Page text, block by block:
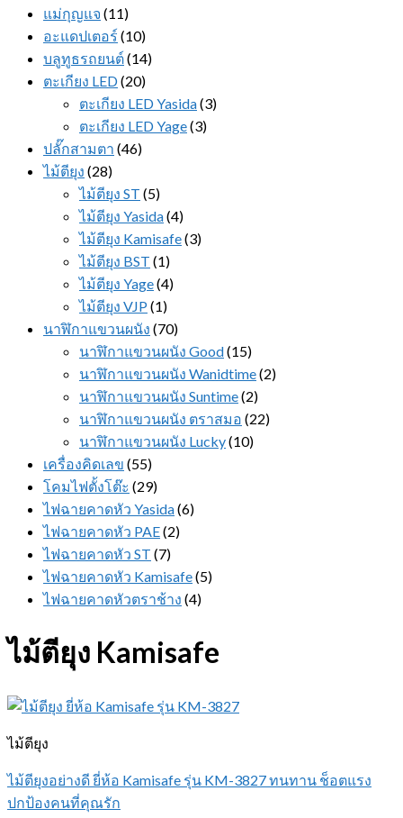
แม่กุญแจ (11)
อะแดปเตอร์ (10)
บลูทูธรถยนต์(14)
ตะเกียง LED(20)
ตะเกียง LED Yasida(3)
ตะเกียง LED Yage(3)
ปลั๊กสามตา (46)
ไม้ตียุง (28)
ไม้ตียุง ST (5)
ไม้ตียุง Yasida(4)
ไม้ตียุง Kamisafe(3)
ไม้ตียุง BST (1)
ไม้ตียุง Yage(4)
ไม้ตียุง VJP (1)
นาฬิกาแขวนผนัง (70)
นาฬิกาแขวนผนัง Good(15)
นาฬิกาแขวนผนัง Wanidtime(2)
นาฬิกาแขวนผนัง Suntime(2)
นาฬิกาแขวนผนัง ตราสมอ (22)
นาฬิกาแขวนผนัง Lucky(10)
เครื่องคิดเลข (55)
โคมไฟตั้งโต๊ะ (29)
ไฟฉายคาดหัว Yasida(6)
ไฟฉายคาดหัว PAE(2)
ไฟฉายคาดหัว ST (7)
ไฟฉายคาดหัว Kamisafe(5)
ไฟฉายคาดหัวตราช้าง (4)
ไม้ตียุง Kamisafe
ไม้ตียุง
ไม้ตียุงอย่างดี ยี่ห้อ Kamisafe รุ่น KM-3827 ทนทาน ช็อตแรง
ปกป้องคนที่คุณรัก